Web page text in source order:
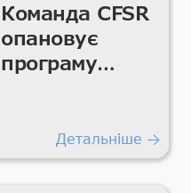
Команда CFSR
опановує
програму
Плюс»Детальніше